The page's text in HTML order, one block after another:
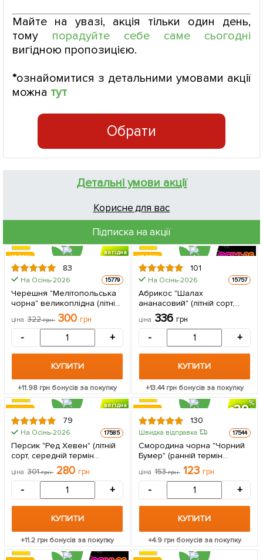
Майте на увазі, акція тільки один день,
тому порадуйте себе саме сьогодні
вигідною пропозицією.
*ознайомитися з детальними умовами акції
можна тут
Обрати
Детальні умови акції
Корисне для вас
Підписка на акції
вигідна
знижка
ХІТ РОКУ
83
На Осінь-2026 15779
Черешня "Мелітопольська
чорна" великоплідна (літній
сорт, ранньо-середній
термін дозрівання) 1
саджанець в упаковці
ціна 322грн 300 грн
- +
КУПИТИ
+11.98 грн бонусів за покупку
ХІТ РОКУ
101
На Осінь-2026 15757
Абрикос "Шалах
ананасовий" (літній сорт,
ранній термін дозрівання) 1
саджанець в упаковці
ціна 336 грн
- +
КУПИТИ
+13.44грн бонусів за покупку
вигідна
ХІТ РОКУ
79
На Осінь-2026 17585
Персик "Ред Хевен" (літній
сорт, середній термін
дозрівання) 1 саджанець в
упаковці
ціна 301грн 280 грн
- +
КУПИТИ
+11.2грн бонусів за покупку
20
ХІТ РОКУ
130
Швидка відправка 17544
Смородина чорна "Чорний
Бумер" (ранній термін
дозрівання, смак один з
кращих серед
великоплідних) 1 саджанець
в упаковці
ціна 153грн 123 грн
- +
КУПИТИ
+4.9грн бонусів за покупку